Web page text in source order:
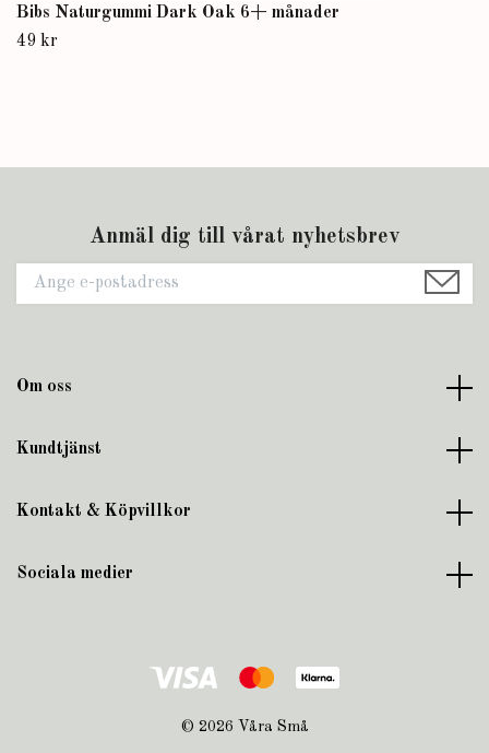
Bibs Naturgummi Dark Oak 6+ månader
49 kr
Anmäl dig till vårat nyhetsbrev
Om oss
Kundtjänst
Kontakt & Köpvillkor
Sociala medier
© 2026 Våra Små